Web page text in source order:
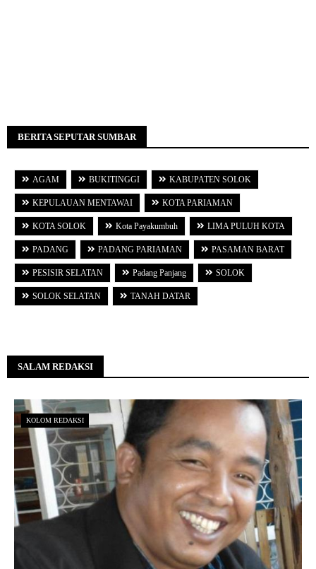
BERITA SEPUTAR SUMBAR
AGAM BUKITINGGI KABUPATEN SOLOK
KEPULAUAN MENTAWAI KOTA PARIAMAN
KOTA SOLOK Kota Payakumbuh LIMA PULUH KOTA
PADANG PADANG PARIAMAN PASAMAN BARAT
PESISIR SELATAN Padang Panjang SOLOK
SOLOK SELATAN TANAH DATAR
SALAM REDAKSI
KOLOM REDAKSI